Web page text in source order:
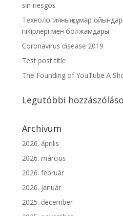
sin riesgos
Технологияның құмар
пікірлері мен болжамдары
Coronavirus disease 2019
Test post title
The Founding of YouTube A
Legutóbbi
Archívum
2026. április
2026. március
2026. február
2026. január
2025. december